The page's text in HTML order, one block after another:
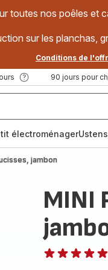
toutes nos poêles et
sur les planchas,
Conditions de
90 jours pour
électroménager
jambon
MINI